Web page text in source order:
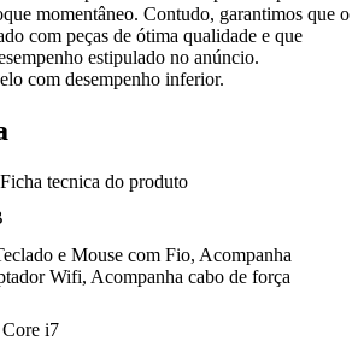
momentâneo. Contudo, garantimos que o
com peças de ótima qualidade e que
estipulado no anúncio.
com desempenho inferior.
Ficha tecnica do produto
e Mouse com Fio, Acompanha
Wifi, Acompanha cabo de força
i7